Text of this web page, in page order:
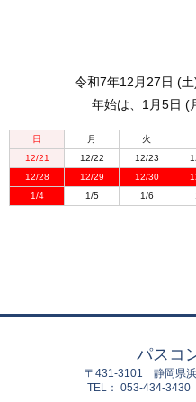
令和7年12月27日 (
年始は、1月5日 (
日 月 火
12/21
12/22 12/23
12/28
12/29 12/30
1/4
1/5 1/6
パスコ
〒431-3101 静岡県
TEL： 053-434-